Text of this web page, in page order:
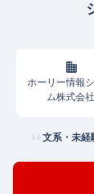
ホーリー情報
ム株式会社
文系・未経